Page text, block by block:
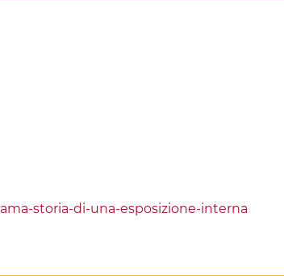
storia-di-una-esposizione-interna